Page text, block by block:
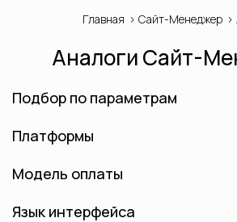
Главная Сайт-Менеджер
Аналоги Сайт-
Подбор по параметрам
Платформы
Модель оплаты
Язык интерфейса